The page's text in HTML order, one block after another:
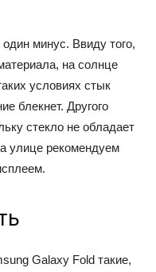
минус. Ввиду того,
на солнце
условиях стык
блекнет. Другого
стекло не обладает
улице рекомендуем
Galaxy Fold такие,